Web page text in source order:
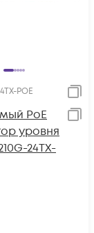
POE
PoE
уровня
24TX-